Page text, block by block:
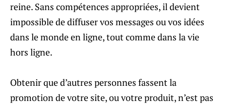
reine. Sans compétences appropriées, il devient
impossible de diffuser vos messages ou vos idées
dans le monde en ligne, tout comme dans la vie
hors ligne.
Obtenir que d’autres personnes fassent la
promotion de votre site, ou votre produit, n’est pas